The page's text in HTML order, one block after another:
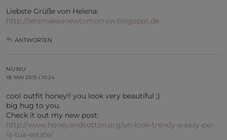
Liebste Grüße von Helena:
http://letsmakeanewtomorrow.blogspot.de
ANTWORTEN
NUNU
18. MAI 2015 / 10:24
cool outfit honey!! you look very beautiful ;)
big hug to you.
Check it out my new post:
http://www.honeyandcotton.org/un-look-trendy-e-sexy-per-
la-tua-estate/